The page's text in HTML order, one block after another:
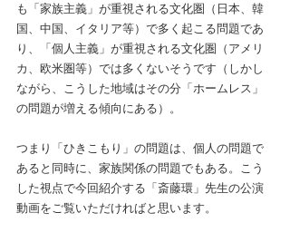
も「家族主義」が重視される文化圏（日本、韓
国、中国、イタリア等）で多く起こる問題であ
り、「個人主義」が重視される文化圏（アメリ
カ、欧米圏等）では多くないそうです（しかし
ながら、こうした地域はその分「ホームレス」
の問題が増える傾向にある）。
つまり「ひきこもり」の問題は、個人の問題で
あると同時に、家族関係の問題でもある。こう
した視点で今回紹介する「斎藤環」先生の公演
動画をご覧いただければと思います。